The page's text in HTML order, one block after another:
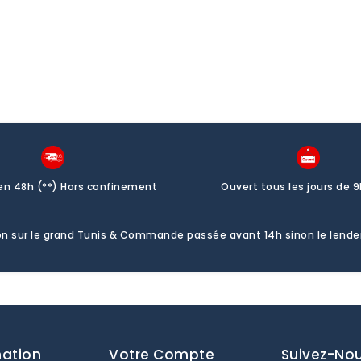
48h (**) Hors confinement Ouvert tous les jours de
sur le grand Tunis & Commande passée avant 14h sinon le
Votre Compte Suivez-